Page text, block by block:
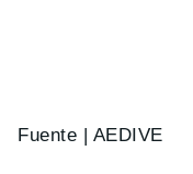
Fuente | AEDIVE